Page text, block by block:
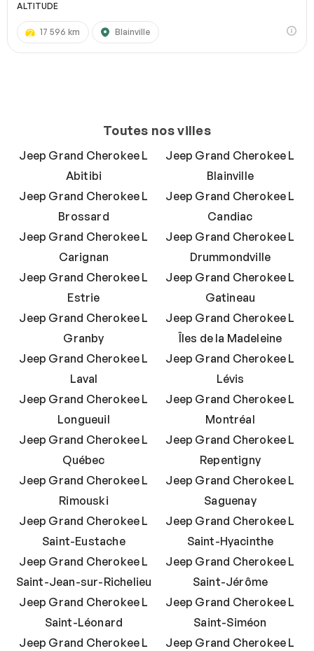
ALTITUDE
17 596 km Blainville
Toutes nos villes
Jeep Grand Cherokee L
Abitibi
Jeep Grand Cherokee L
Blainville
Jeep Grand Cherokee L
Brossard
Jeep Grand Cherokee L
Candiac
Jeep Grand Cherokee L
Carignan
Jeep Grand Cherokee L
Drummondville
Jeep Grand Cherokee L
Estrie
Jeep Grand Cherokee L
Gatineau
Jeep Grand Cherokee L
Granby
Jeep Grand Cherokee L
Îles de la Madeleine
Jeep Grand Cherokee L
Laval
Jeep Grand Cherokee L
Lévis
Jeep Grand Cherokee L
Longueuil
Jeep Grand Cherokee L
Montréal
Jeep Grand Cherokee L
Québec
Jeep Grand Cherokee L
Repentigny
Jeep Grand Cherokee L
Rimouski
Jeep Grand Cherokee L
Saguenay
Jeep Grand Cherokee L
Saint-Eustache
Jeep Grand Cherokee L
Saint-Hyacinthe
Jeep Grand Cherokee L
Saint-Jean-sur-Richelieu
Jeep Grand Cherokee L
Saint-Jérôme
Jeep Grand Cherokee L
Saint-Léonard
Jeep Grand Cherokee L
Saint-Siméon
Jeep Grand Cherokee L
Jeep Grand Cherokee L